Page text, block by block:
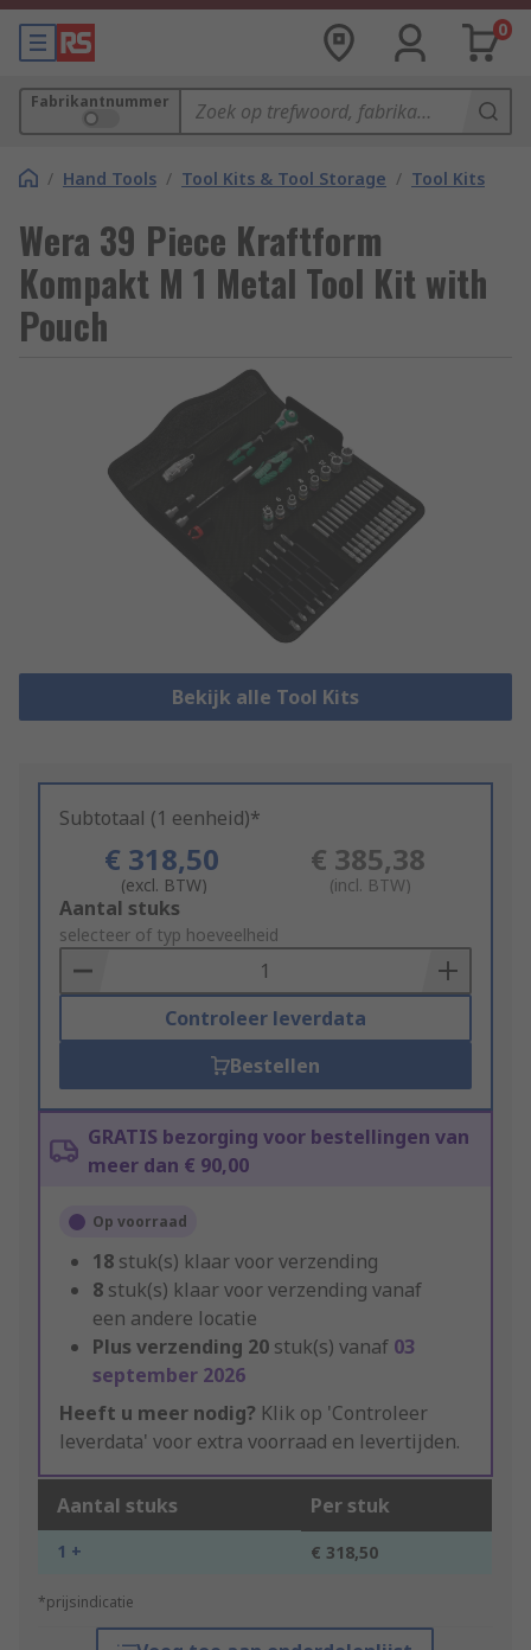
0
Fabrikantnummer
/ Hand Tools / Tool Kits & Tool Storage / Tool Kits
Wera 39 Piece Kraftform
Kompakt M 1 Metal Tool Kit with
Pouch
Bekijk alle Tool Kits
Subtotaal (1 eenheid)*
€ 318,50
(excl. BTW)
€ 385,38
(incl. BTW)
Add
to
Basket
Aantal stuks
selecteer of typ hoeveelheid
Controleer leverdata
Bestellen
GRATIS bezorging voor bestellingen van
meer dan € 90,00
Op voorraad
18 stuk(s) klaar voor verzending
8 stuk(s) klaar voor verzending vanaf
een andere locatie
Plus verzending 20 stuk(s) vanaf 03
september 2026
Heeft u meer nodig? Klik op 'Controleer
leverdata' voor extra voorraad en levertijden.
Aantal stuks Per stuk
1 + € 318,50
*prijsindicatie